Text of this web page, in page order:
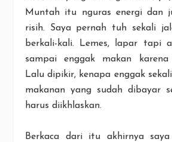
Muntah itu nguras energi dan
risih. Saya pernah tuh sekali
berkali-kali. Lemes, lapar tapi
sampai enggak makan
Lalu dipikir, kenapa enggak
makanan yang sudah dibayar
harus diikhlaskan.
Berkaca dari itu akhirnya